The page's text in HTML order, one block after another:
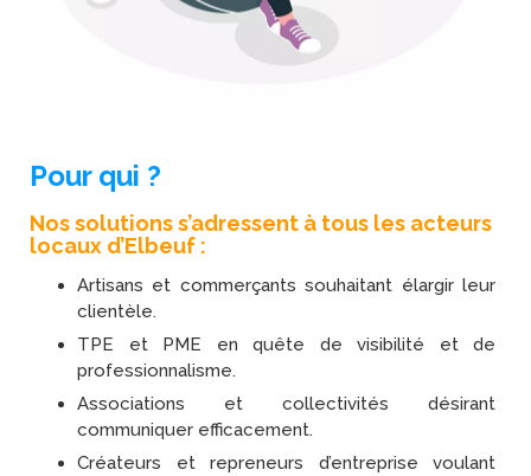
Pour qui ?
Nos solutions s’adressent à tous les acteurs
locaux d’Elbeuf :
Artisans et commerçants souhaitant élargir leur
clientèle.
TPE et PME en quête de visibilité et de
professionnalisme.
Associations et collectivités désirant
communiquer efficacement.
Créateurs et repreneurs d’entreprise voulant